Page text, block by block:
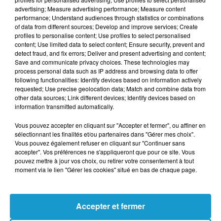
Cet élément est masqué compte-tenu du refus
du dépôt de cookies que vous avez exprimé. Si
vous souhaitez l'afficher, merci de nous donner
votre accord en cliquant sur le bouton ci-
dessous.
Afficher l'élément
Ce dimanche 3 août, le trafic devrait rester
chargé, principalement en matinée et
jusqu’au début de l’après-midi. Les retours
quelques ralentissements possibles sur les
grands axes vers l’Île-de-France.
advertising; Measure advertising performance; Measure content
performance; Understand audiences through statistics or combinations
of data from different sources; Develop and improve services; Create
profiles to personalise content; Use profiles to select personalised
content; Use limited data to select content; Ensure security, prevent and
detect fraud, and fix errors; Deliver and present advertising and content;
Save and communicate privacy choices. These technologies may
process personal data such as IP address and browsing data to offer
following functionalities: Identify devices based on information actively
requested; Use precise geolocation data; Match and combine data from
other data sources; Link different devices; Identify devices based on
information transmitted automatically.
Vous pouvez accepter en cliquant sur "Accepter et fermer", ou affiner en
sélectionnant les finalités et/ou partenaires dans "Gérer mes choix".
Vous pouvez également refuser en cliquant sur "Continuer sans
accepter". Vos préférences ne s'appliqueront que pour ce site. Vous
pouvez mettre à jour vos choix, ou retirer votre consentement à tout
moment via le lien "Gérer les cookies" situé en bas de chaque page.
Accepter et fermer